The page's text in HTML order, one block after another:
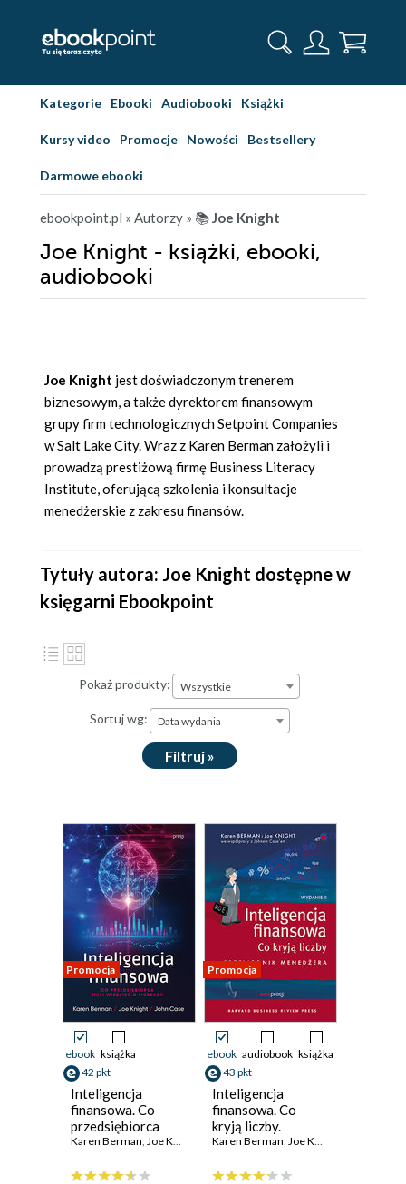
Kategorie Ebooki Audiobooki Książki
Kursy video Promocje Nowości Bestsellery
Darmowe ebooki
ebookpoint.pl » Autorzy » 📚Joe Knight
Joe Knight - książki, ebooki,
audiobooki
Joe Knight jest doświadczonym trenerem
biznesowym, a także dyrektorem finansowym
grupy firm technologicznych Setpoint Companies
w Salt Lake City. Wraz z Karen Berman założyli i
prowadzą prestiżową firmę Business Literacy
Institute, oferującą szkolenia i konsultacje
menedżerskie z zakresu finansów.
Tytuły autora: Joe Knight dostępne w
księgarni Ebookpoint
Pokaż produkty: Wszystkie
Sortuj wg: Data wydania
Filtruj »
Promocja
ebook książka
42 pkt
Inteligencja
finansowa. Co
przedsiębiorca
musi wiedzieć o
Karen Berman, Joe Knight John Case
Promocja
ebook audiobook książka
43 pkt
Inteligencja
finansowa. Co
kryją liczby.
Przewodnik
Wydanie II
Karen Berman, Joe Knight